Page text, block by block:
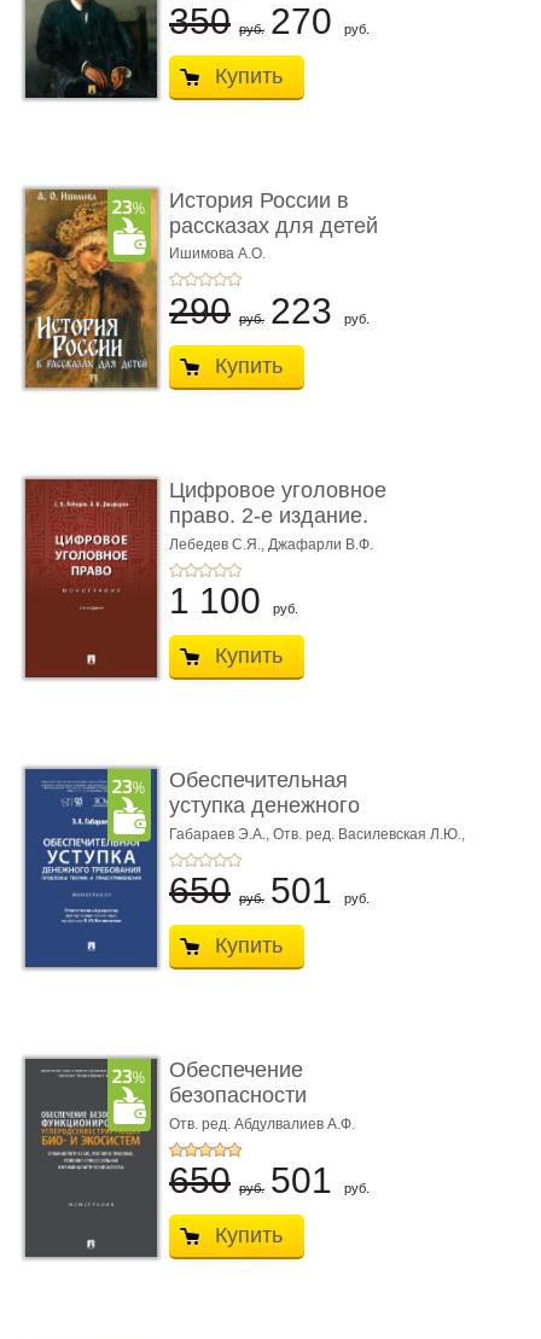
350 руб. 270 руб.
Купить
История России в
рассказах для детей
Ишимова А.О.
290 руб. 223 руб.
Купить
Цифровое уголовное
право. 2-е издание.
Монограф ...
Лебедев С.Я., Джафарли В.Ф.
1 100 руб.
Купить
Обеспечительная
уступка денежного
требования ...
Габараев Э.А., Отв. ред. Василевская Л.Ю.,
вступ. сл. Каретина М.Г.
650 руб. 501 руб.
Купить
Обеспечение
безопасности
функционирования уг
...
Отв. ред. Абдулвалиев А.Ф.
650 руб. 501 руб.
Купить